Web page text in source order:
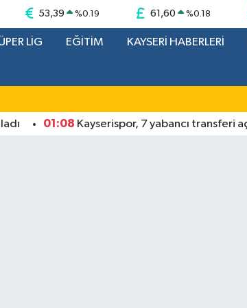
53,39 %0.19 61,60 %0.18
LİG EĞİTİM KAYSERİ HABERLERİ
01:08 Kayserispor, 7 yabancı transferi açıkladı